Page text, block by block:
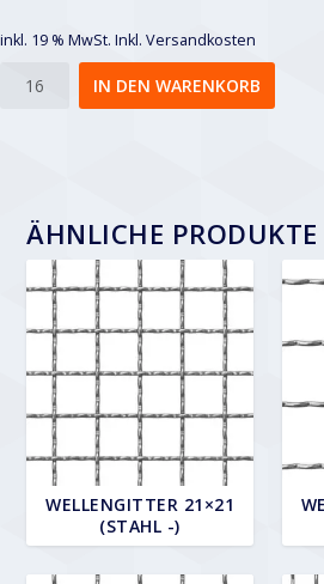
inkl. 19 % MwSt. Inkl. Versandkosten
IN DEN WARENKORB
ÄHNLICHE PRODUKTE
WELLENGITTER 21×21
(STAHL -)